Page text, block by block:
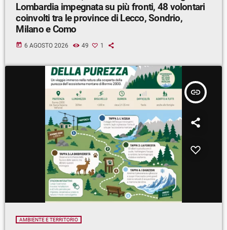
Lombardia impegnata su più fronti, 48 volontari
coinvolti tra le province di Lecco, Sondrio,
Milano e Como
today 6 AGOSTO 2026 49 1
insert_link
AMBIENTE E TERRITORIO